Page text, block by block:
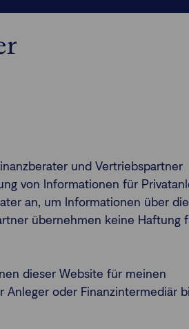
und Vertriebspartner
von Informationen für
an, um Informationen über die
übernehmen keine Haftung
dieser Website für meinen
oder Finanzintermediär